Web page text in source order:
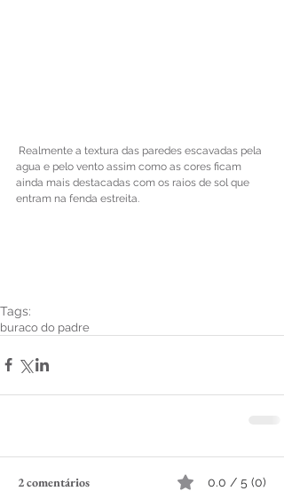
agua e pelo vento assim como as cores ficam
ainda mais destacadas com os raios de sol que
entram na fenda estreita.
Tags:
buraco do padre
2 comentários 0.0 / 5 (0)